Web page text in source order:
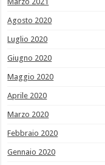
Agosto 2020
Luglio 2020
Giugno 2020
Maggio 2020
Aprile 2020
Marzo 2020
Febbraio 2020
Gennaio 2020